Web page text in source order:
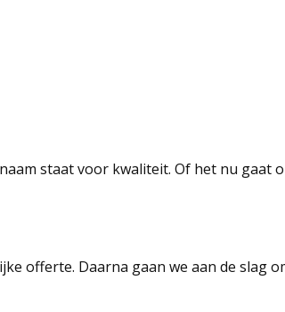
staat voor kwaliteit. Of het nu
offerte. Daarna gaan we aan de